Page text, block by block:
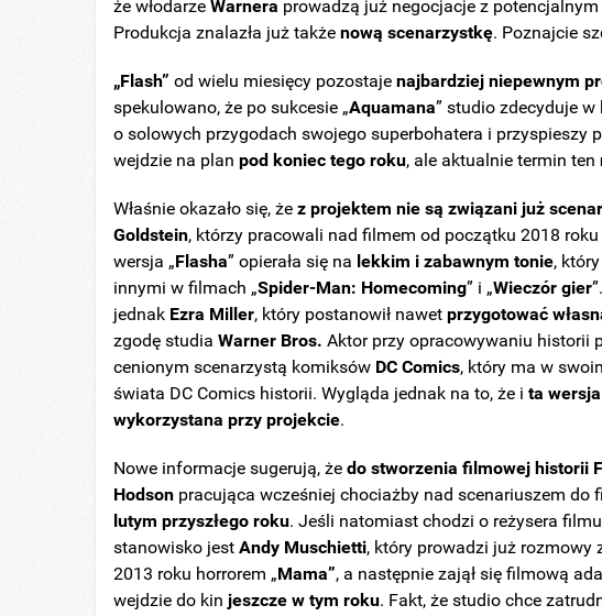
że włodarzeWarnera prowadzą już negocjacje z
Produkcja znalazła już takżenową scenarzystkę. Poznajcie
„Flash” od wielu miesięcy pozostajenajbardziej niepewnym
spekulowano, że po sukcesie „Aquamana” studio zdecyduje
o solowych przygodach swojego superbohatera i przyspieszy
wejdzie na planpod koniec tego roku, ale aktualnie termin ten
Właśnie okazało się, żez projektem nie są związani już
Goldstein, którzy pracowali nad filmem od początku 2018
wersja „Flasha” opierała się na lekkim i zabawnym tonie,
innymi w filmach „Spider-Man: Homecoming” i „Wieczór gier
jednak Ezra Miller, który postanowił nawetprzygotować
zgodę studiaWarner Bros. Aktor przy opracowywaniu historii
cenionym scenarzystą komiksów DC Comics, który ma w
świata DC Comics historii. Wygląda jednak na to, że ita
wykorzystana przy projekcie.
Nowe informacje sugerują, żedo stworzenia filmowej historii
Hodson pracująca wcześniej chociażby nad scenariuszem do
lutym przyszłego roku. Jeśli natomiast chodzi o reżysera
stanowisko jestAndy Muschietti, który prowadzi już rozmowy
2013 roku horrorem „Mama”, a następnie zajął się filmową
wejdzie do kin jeszcze w tym roku. Fakt, że studio chce